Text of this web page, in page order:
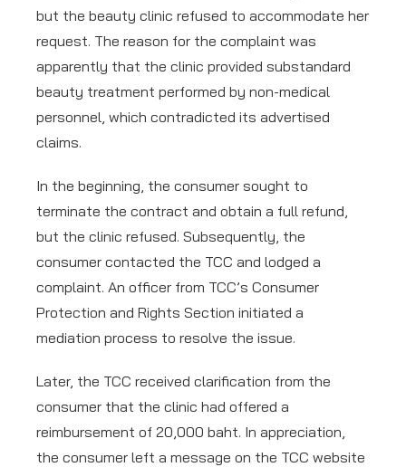
but the beauty clinic refused to accommodate her
request. The reason for the complaint was
apparently that the clinic provided substandard
beauty treatment performed by non-medical
personnel, which contradicted its advertised
claims.
In the beginning, the consumer sought to
terminate the contract and obtain a full refund,
but the clinic refused. Subsequently, the
consumer contacted the TCC and lodged a
complaint. An officer from TCC’s Consumer
Protection and Rights Section initiated a
mediation process to resolve the issue.
Later, the TCC received clarification from the
consumer that the clinic had offered a
reimbursement of 20,000 baht. In appreciation,
the consumer left a message on the TCC website